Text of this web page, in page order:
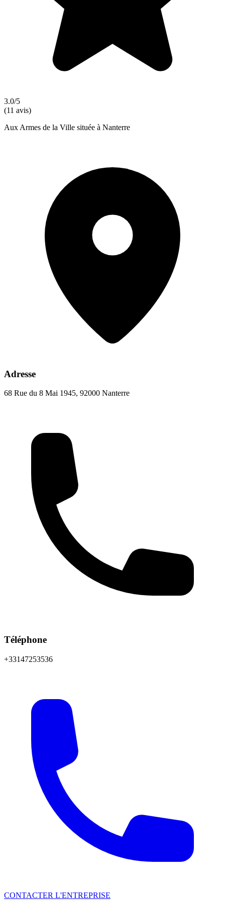
3.0/5
(11 avis)
Aux Armes de la Ville située à Nanterre
Adresse
68 Rue du 8 Mai 1945, 92000 Nanterre
Téléphone
+33147253536
CONTACTER L'ENTREPRISE